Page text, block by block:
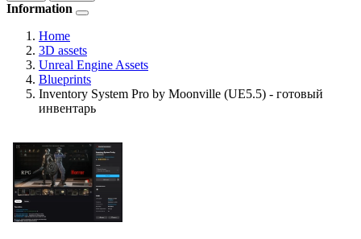
Information
Home
3D assets
Unreal Engine Assets
Blueprints
Inventory System Pro by Moonville (UE5.5) - готовый
инвентарь